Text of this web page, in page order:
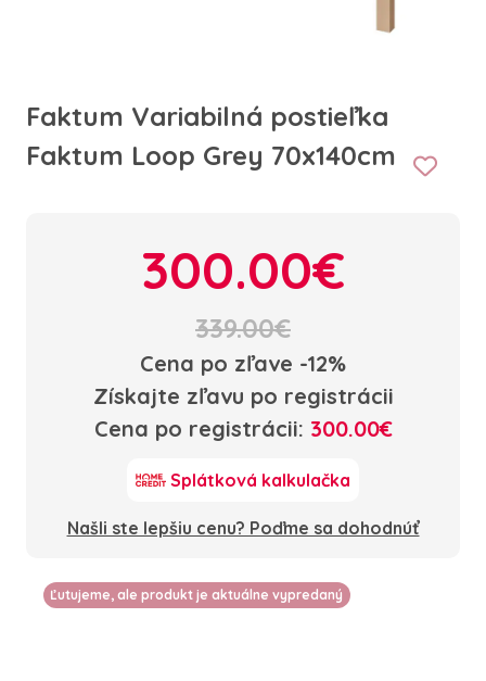
Faktum Variabilná postieľka
Faktum Loop Grey 70x140cm
300.00€
339.00€
Cena po zľave -12%
Získajte zľavu po registrácii
Cena po registrácii: 300.00€
Splátková kalkulačka
Našli ste lepšiu cenu? Poďme sa dohodnúť
Ľutujeme, ale produkt je aktuálne vypredaný